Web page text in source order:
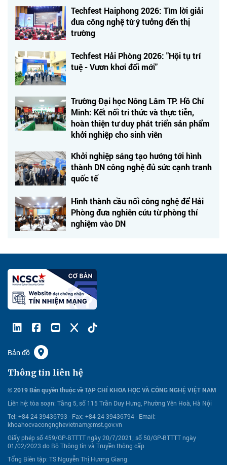
Techfest Haiphong 2026: Tìm lời giải
đưa công nghệ từ ý tưởng đến thị
trường
Techfest Hải Phòng 2026: "Hội tụ trí
tuệ - Vươn khơi đổi mới"
Trường Đại học Nông Lâm TP. Hồ Chí
Minh: Kết nối tri thức và thực tiễn,
hoàn thiện tư duy phát triển sản phẩm
khởi nghiệp cho sinh viên
Khởi nghiệp sáng tạo hướng tới hình
thành DN công nghệ đủ sức cạnh tranh
quốc tế
Hình thành cầu nối công nghệ để Hải
Phòng đưa nghiên cứu từ phòng thí
nghiệm vào DN
Bản đồ
Thông tin liên hệ
© 2019 Bản quyền thuộc về TẠP CHÍ KHOA HỌC VÀ CÔNG NGHỆ VIỆT NAM
Liên hệ: tòa soạn: Tầng 5, số 115 Trần Duy Hưng, Phường Yên Hoà, Hà Nội
Tel: +84 24 39436793 - Fax: +84 24 39436794 - Email:
khoahocvacongnghevietnam@mst.gov.vn
Giấy phép số 459/GP-BTTTT ngày 20/7/2021; số 50/GP-BTTTT ngày
01/02/2023 do Bộ Thông tin và Truyền thông cấp
Tổng Biên tập: TS Nguyễn Thị Hương Giang